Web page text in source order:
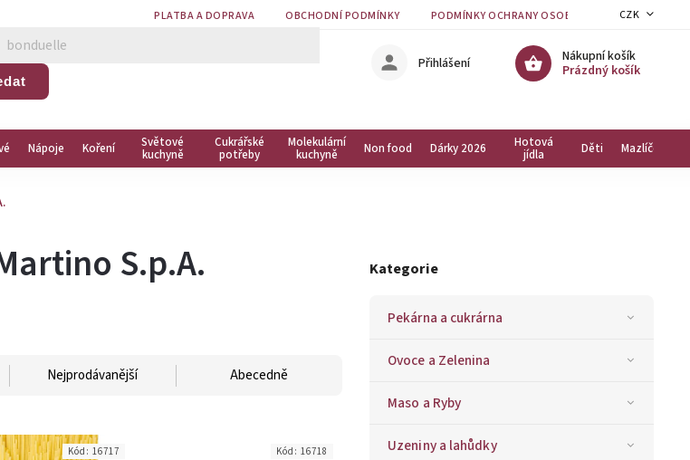
PLATBA A DOPRAVA OBCHODNÍ PODMÍNKY PODMÍNKY OCHRANY OSOBNÍCH ÚDAJŮ
CZK
Nákupní košík
Prázdný košík
Přihlášení
Nápoje Koření Světové
kuchyně
Cukrářské
potřeby
Molekulární
kuchyně Non food Dárky 2026 Hotová
jídla Děti Mazlíčci
Kategorie
Pekárna a cukrárna
Ovoce a Zelenina
Maso a Ryby
Uzeniny a lahůdky
S.p.A.
Nejprodávanější Abecedně
Kód: 16717 Kód: 16718